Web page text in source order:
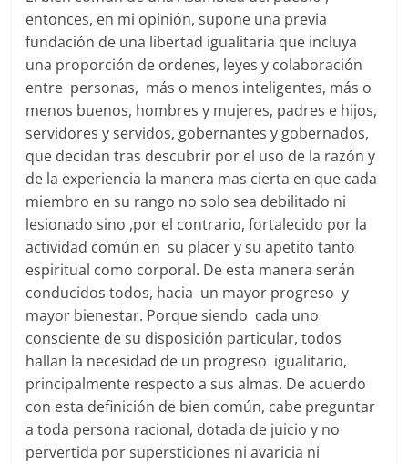
entonces, en mi opinión, supone una previa
fundación de una libertad igualitaria que incluya
una proporción de ordenes, leyes y colaboración
entre personas, más o menos inteligentes, más o
menos buenos, hombres y mujeres, padres e hijos,
servidores y servidos, gobernantes y gobernados,
que decidan tras descubrir por el uso de la razón y
de la experiencia la manera mas cierta en que cada
miembro en su rango no solo sea debilitado ni
lesionado sino ,por el contrario, fortalecido por la
actividad común en su placer y su apetito tanto
espiritual como corporal. De esta manera serán
conducidos todos, hacia un mayor progreso y
mayor bienestar. Porque siendo cada uno
consciente de su disposición particular, todos
hallan la necesidad de un progreso igualitario,
principalmente respecto a sus almas. De acuerdo
con esta definición de bien común, cabe preguntar
a toda persona racional, dotada de juicio y no
pervertida por supersticiones ni avaricia ni